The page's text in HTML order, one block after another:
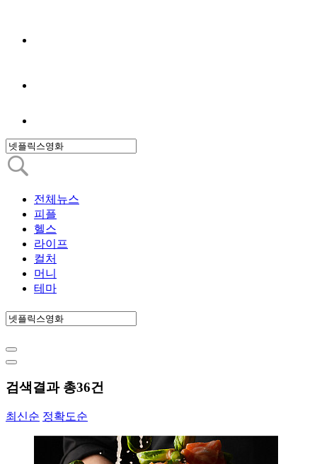
전체뉴스
피플
헬스
라이프
컬처
머니
테마
검색결과 총36건
최신순 정확도순